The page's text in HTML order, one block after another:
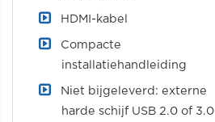
HDMI-kabel
Compacte
installatiehandleiding
Niet bijgeleverd: externe
harde schijf USB 2.0 of 3.0